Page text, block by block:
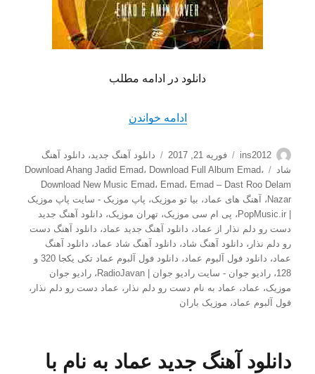
دانلود در ادامه مطلب
ادامه خواندن
نویسنده
ins2012
ارسال
شده
در
فوریه 21, 2017 دسته‌ها
دانلود آهنگ جدید، دانلود آهنگ
شاد
برچسب‌ها Download Ahang Jadid Emad، Download Full Album Emad،
Download New Music Emad، Emad، Emad – Dast Roo Delam
Nazar ، آهنگ های عماد، بیا تو موزیک، پاپ موزیک - سایت پاپ موزیک
| PopMusic.ir
، پی ام سی موزیک،تهران موزیک، دانلود آهنگ جدید
دست رو دلم نذار از عماد، دانلود آهنگ جدید عماد، دانلود آهنگ دست
رو دلم نذار ، دانلود آهنگ شاد، دانلود آهنگ شاد عماد، دانلود آهنگ
عماد، دانلود فول آلبوم عماد،
دانلود فول آلبوم عماد تکی یکجا 320 و
128،رادیو جوان - سایت رادیو جوان | RadioJavan ،رادیو جوان
موزیک، عماد، عماد به نام دست رو دلم نذار ، عماد دست رو دلم نذار ،
فول آلبوم عماد، موزیک باران
دانلود آهنگ جدید عماد به نام با